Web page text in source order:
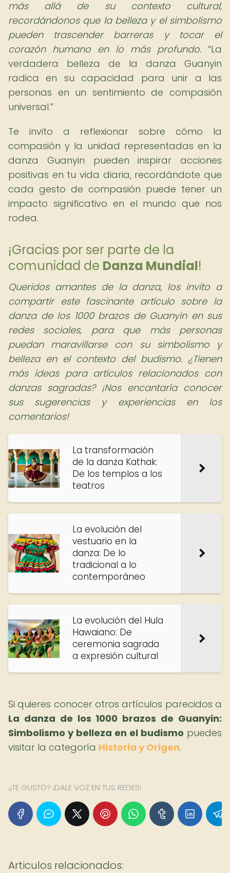
más allá de su contexto cultural,
recordándonos que la belleza y el simbolismo
pueden trascender barreras y tocar el
corazón humano en lo más profundo.
La
verdadera belleza de la danza Guanyin
radica en su capacidad para unir a las
personas en un sentimiento de compasión
universal.
Te invito a reflexionar sobre cómo la
compasión y la unidad representadas en la
danza Guanyin pueden inspirar acciones
positivas en tu vida diaria, recordándote que
cada gesto de compasión puede tener un
impacto significativo en el mundo que nos
rodea.
¡Gracias por ser parte de la
comunidad de Danza Mundial!
Queridos amantes de la danza, los invito a
compartir este fascinante artículo sobre la
danza de los 1000 brazos de Guanyin en sus
redes sociales, para que más personas
puedan maravillarse con su simbolismo y
belleza en el contexto del budismo. ¿Tienen
más ideas para artículos relacionados con
danzas sagradas? ¡Nos encantaría conocer
sus sugerencias y experiencias en los
comentarios!
La transformación
de la danza Kathak:
De los templos a los
teatros
La evolución del
vestuario en la
danza: De lo
tradicional a lo
contemporáneo
La evolución del Hula
Hawaiano: De
ceremonia sagrada
a expresión cultural
Si quieres conocer otros artículos parecidos a
La danza de los 1000 brazos de Guanyin:
Simbolismo y belleza en el budismo puedes
visitar la categoría Historia y Origen.
¿TE GUSTÓ? ¡DALE VOZ EN TUS REDES!
Articulos relacionados: